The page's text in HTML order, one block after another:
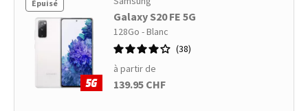
Épuisé
Galaxy S20 FE 5G
128Go - Blanc
38
à partir de
139.95 CHF